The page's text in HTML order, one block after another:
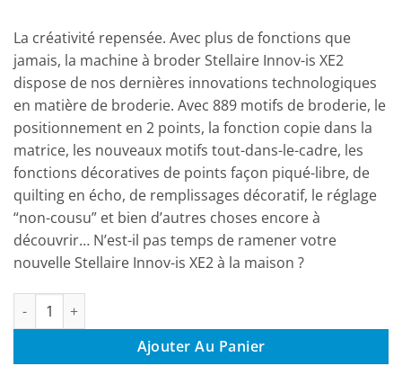
€ 5.799,00.€ 5.219,00.
La créativité repensée. Avec plus de fonctions que
jamais, la machine à broder Stellaire Innov-is XE2
dispose de nos dernières innovations technologiques
en matière de broderie. Avec 889 motifs de broderie, le
positionnement en 2 points, la fonction copie dans la
matrice, les nouveaux motifs tout-dans-le-cadre, les
fonctions décoratives de points façon piqué-libre, de
quilting en écho, de remplissages décoratif, le réglage
“non-cousu” et bien d’autres choses encore à
découvrir… N’est-il pas temps de ramener votre
nouvelle Stellaire Innov-is XE2 à la maison ?
quantité de Innov-is Stellaire XE2 machine à broder
Ajouter Au Panier